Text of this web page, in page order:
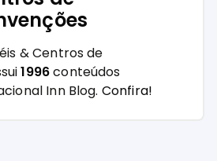
& Centros de
1996conteúdos
Inn Blog. Confira!